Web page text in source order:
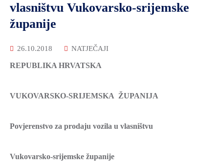
vlasništvu Vukovarsko-srijemske
županije
26.10.2018 NATJEČAJI
REPUBLIKA HRVATSKA
VUKOVARSKO-SRIJEMSKA ŽUPANIJA
Povjerenstvo za prodaju vozila u vlasništvu
Vukovarsko-srijemske županije